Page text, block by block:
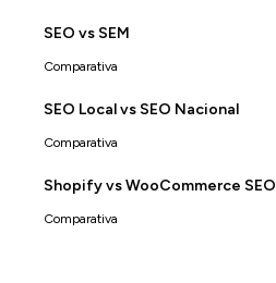
SEO vs SEM
Comparativa
SEO Local vs SEO Nacional
Comparativa
Shopify vs WooCommerce SEO
Comparativa